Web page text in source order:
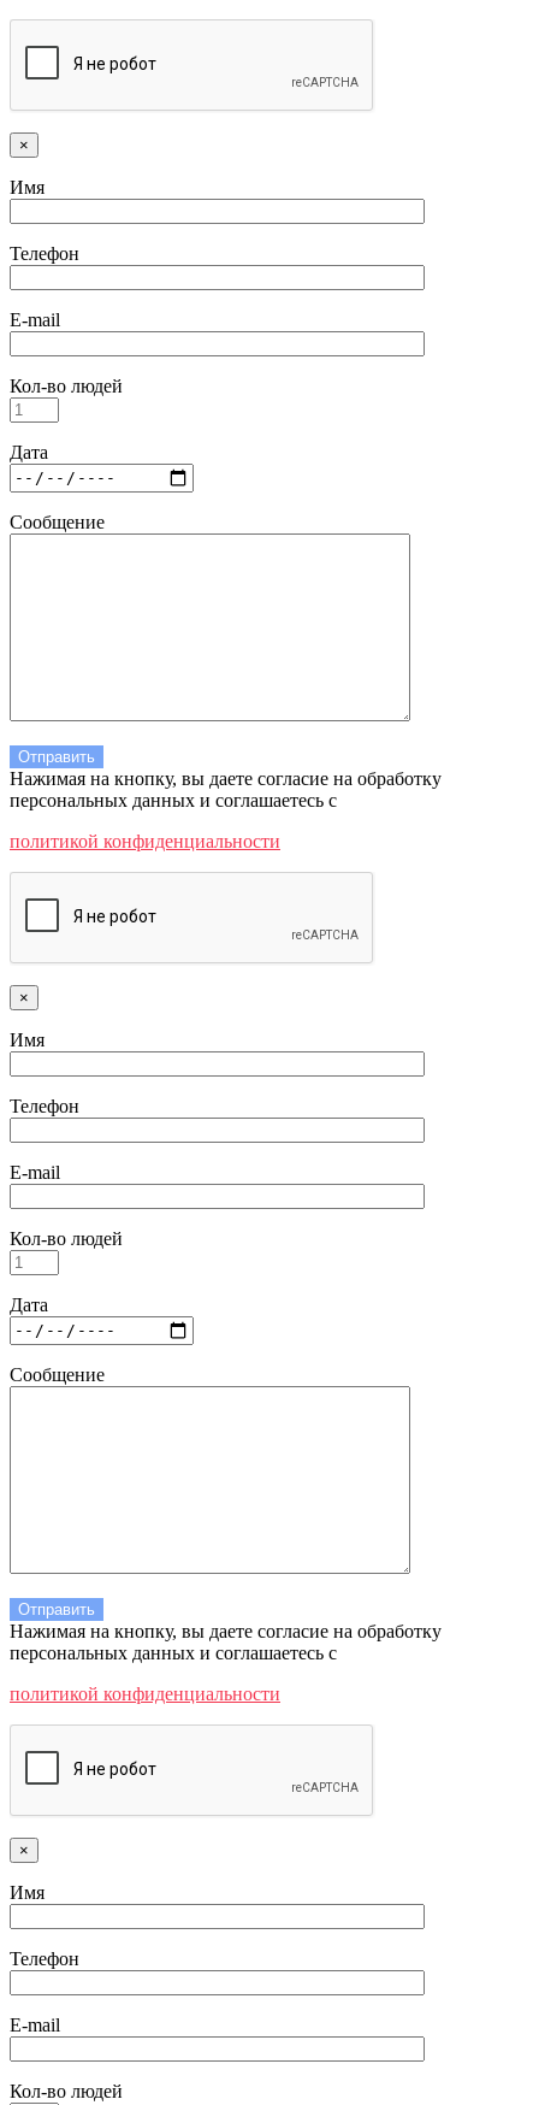
×
Имя
Телефон
E-mail
Кол-во людей
Дата
Сообщение
Нажимая на кнопку, вы даете согласие на обработку
персональных данных и соглашаетесь c
политикой конфиденциальности
×
Имя
Телефон
E-mail
Кол-во людей
Дата
Сообщение
Нажимая на кнопку, вы даете согласие на обработку
персональных данных и соглашаетесь c
политикой конфиденциальности
×
Имя
Телефон
E-mail
Кол-во людей